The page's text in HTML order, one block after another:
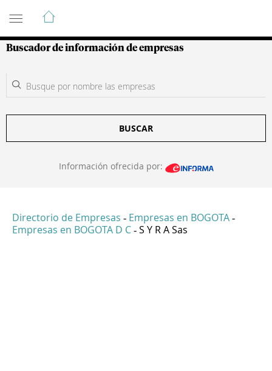
Guía de Empresas Colombianas
Buscador de información de empresas
BUSCAR
Información ofrecida por:
Directorio de Empresas - Empresas en BOGOTA -
Empresas en BOGOTA D C - S Y R A Sas